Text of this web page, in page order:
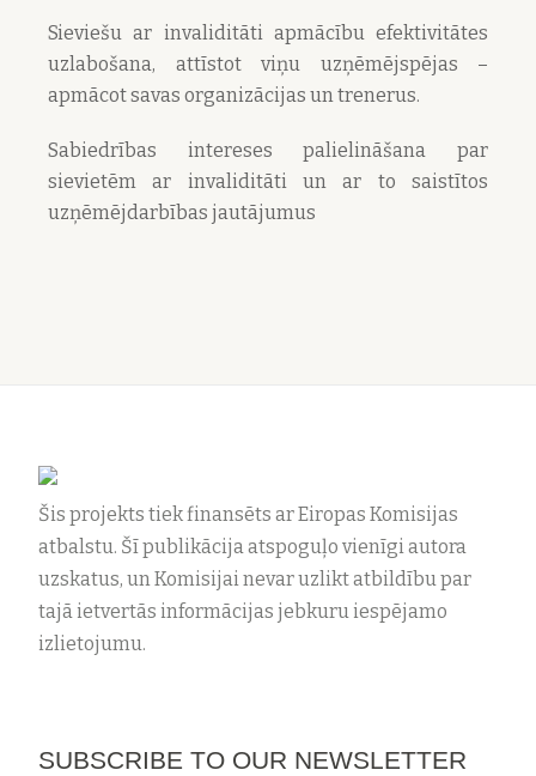
Sieviešu ar invaliditāti apmācību efektivitātes
uzlabošana, attīstot viņu uzņēmējspējas –
apmācot savas organizācijas un trenerus.
Sabiedrības intereses palielināšana par
sievietēm ar invaliditāti un ar to saistītos
uzņēmējdarbības jautājumus
Šis projekts tiek finansēts ar Eiropas Komisijas
atbalstu. Šī publikācija atspoguļo vienīgi autora
uzskatus, un Komisijai nevar uzlikt atbildību par
tajā ietvertās informācijas jebkuru iespējamo
izlietojumu.
SUBSCRIBE TO OUR NEWSLETTER